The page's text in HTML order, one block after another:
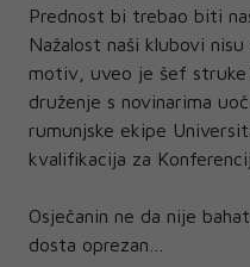
Prednost bi trebao biti
Nažalost naši klubovi
motiv, uveo je šef struke
druženje s novinarima
rumunjske ekipe
kvalifikacija za
Osječanin ne da nije
dosta oprezan…